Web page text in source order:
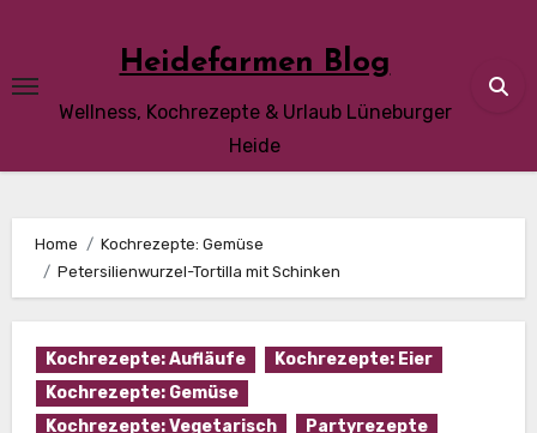
content
Heidefarmen Blog
Wellness, Kochrezepte & Urlaub Lüneburger
Heide
Home
Kochrezepte: Gemüse
Petersilienwurzel-Tortilla mit Schinken
Kochrezepte: Aufläufe
Kochrezepte: Eier
Kochrezepte: Gemüse
Kochrezepte: Vegetarisch
Partyrezepte